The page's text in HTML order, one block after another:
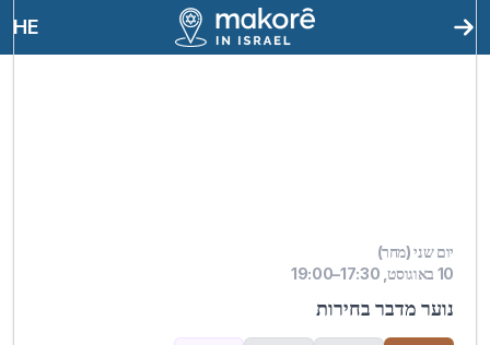
HE
יום שני (מחר)
10 באוגוסט, 17:30–19:00
נוער מדבר בחירות